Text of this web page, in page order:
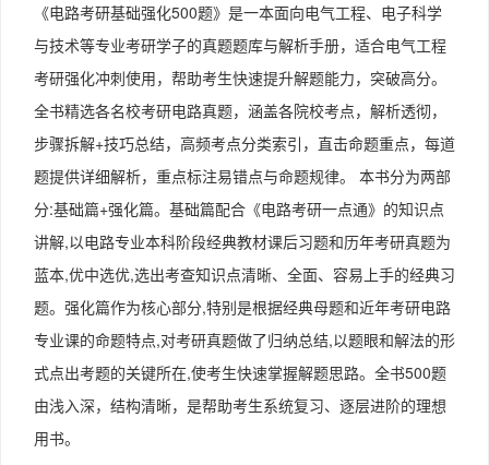
《电路考研基础强化500题》是一本面向电气工程、电子科学
与技术等专业考研学子的真题题库与解析手册，适合电气工程
考研强化冲刺使用，帮助考生快速提升解题能力，突破高分。
全书精选各名校考研电路真题，涵盖各院校考点，解析透彻，
步骤拆解+技巧总结，高频考点分类索引，直击命题重点，每道
题提供详细解析，重点标注易错点与命题规律。 本书分为两部
分:基础篇+强化篇。基础篇配合《电路考研一点通》的知识点
讲解,以电路专业本科阶段经典教材课后习题和历年考研真题为
蓝本,优中选优,选出考查知识点清晰、全面、容易上手的经典习
题。强化篇作为核心部分,特别是根据经典母题和近年考研电路
专业课的命题特点,对考研真题做了归纳总结,以题眼和解法的形
式点出考题的关键所在,使考生快速掌握解题思路。全书500题
由浅入深，结构清晰，是帮助考生系统复习、逐层进阶的理想
用书。